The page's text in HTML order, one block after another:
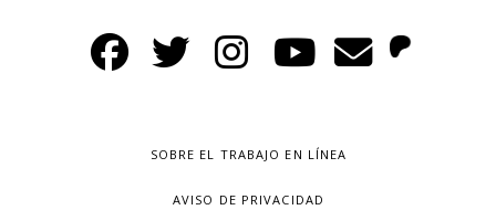
SOBRE EL TRABAJO EN LÍNEA
AVISO DE PRIVACIDAD